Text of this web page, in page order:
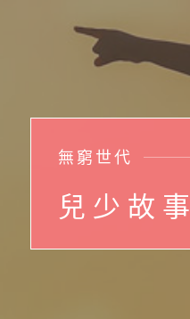
無 窮 世 代
兒 少 故 事